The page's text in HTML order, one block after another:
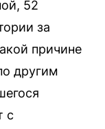
52
за
причине
другим
с